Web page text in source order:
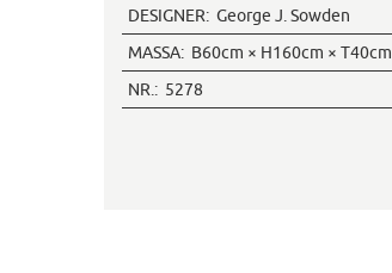
DESIGNER: George J. Sowden
MASSA: B60cm × H160cm × T40cm
NR.: 5278